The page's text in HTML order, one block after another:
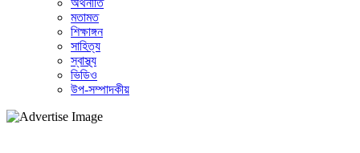
অর্থনীতি
মতামত
শিক্ষাঙ্গন
সাহিত্য
স্বাস্থ্য
ভিডিও
উপ-সম্পাদকীয়